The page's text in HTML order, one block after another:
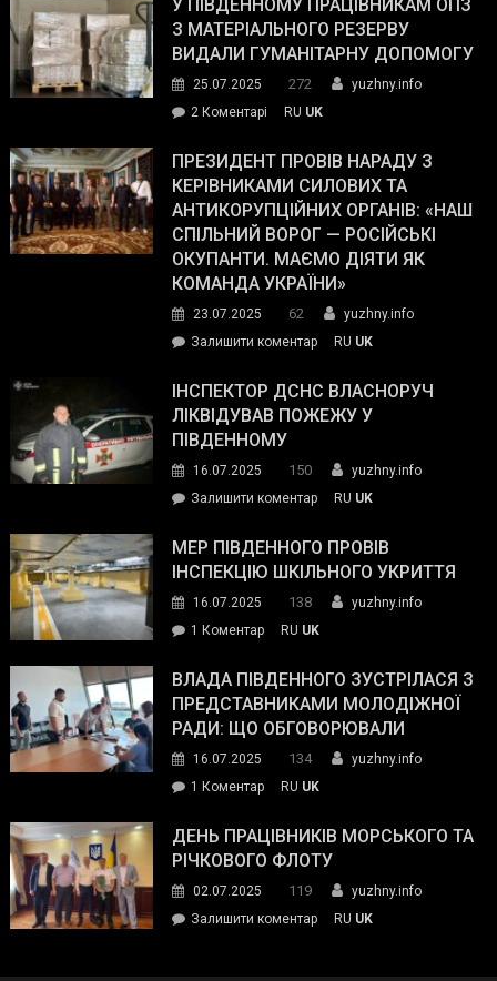
симпатії
виборців
The
Street
Journal.
У ПІВДЕННОМУ ПРАЦІВНИКАМ ОПЗ
З МАТЕРІАЛЬНОГО РЕЗЕРВУ
ВИДАЛИ ГУМАНІТАРНУ ДОПОМОГУ
25.07.2025 272
yuzhny.info
2 Коментарі
Південному
працівникам
ОПЗ
з
матеріального
резерву
гуманітарну
допомогу
RU UK
ПРЕЗИДЕНТ ПРОВІВ НАРАДУ З
КЕРІВНИКАМИ СИЛОВИХ ТА
АНТИКОРУПЦІЙНИХ ОРГАНІВ: «НАШ
СПІЛЬНИЙ ВОРОГ — РОСІЙСЬКІ
ОКУПАНТИ. МАЄМО ДІЯТИ ЯК
КОМАНДА УКРАЇНИ»
23.07.2025 62
yuzhny.info
Залишити коментарon
провів
нараду
силових
та
органів:
«Наш
спільний
окупанти.
Маємо
діяти
команда
RU UK
ІНСПЕКТОР ДСНС ВЛАСНОРУЧ
ЛІКВІДУВАВ ПОЖЕЖУ У
ПІВДЕННОМУ
16.07.2025 150
yuzhny.info
Залишити коментарon
ДСНС
власноруч
пожежу
у
RU UK
МЕР ПІВДЕННОГО ПРОВІВ
ІНСПЕКЦІЮ ШКІЛЬНОГО УКРИТТЯ
16.07.2025 138
yuzhny.info
1 Коментардо
Південного
провів
інспекцію
укриття
RU UK
ВЛАДА ПІВДЕННОГО ЗУСТРІЛАСЯ З
ПРЕДСТАВНИКАМИ МОЛОДІЖНОЇ
РАДИ: ЩО ОБГОВОРЮВАЛИ
16.07.2025 134
yuzhny.info
1 Коментардо
Південного
зустрілася
представниками
молодіжної
RU UK
ДЕНЬ ПРАЦІВНИКІВ МОРСЬКОГО ТА
РІЧКОВОГО ФЛОТУ
02.07.2025 119
yuzhny.info
Залишити коментарon
RU UK